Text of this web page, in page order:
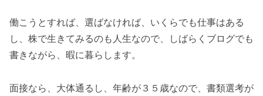
働こうとすれば、選ばなければ、いくらでも仕事はある
し、株で生きてみるのも人生なので、しばらくブログでも
書きながら、暇に暮らします。
面接なら、大体通るし、年齢が３５歳なので、書類選考が